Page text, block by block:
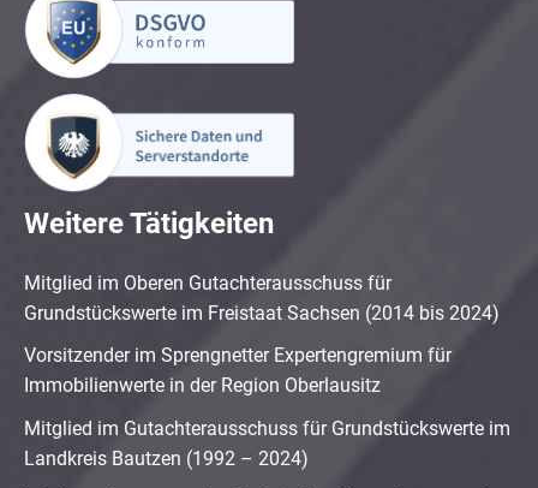
Weitere Tätigkeiten
Mitglied im Oberen Gutachterausschuss für
Grundstückswerte im Freistaat Sachsen (2014 bis 2024)
Vorsitzender im Sprengnetter Expertengremium für
Immobilienwerte in der Region Oberlausitz
Mitglied im Gutachterausschuss für Grundstückswerte im
Landkreis Bautzen (1992 – 2024)